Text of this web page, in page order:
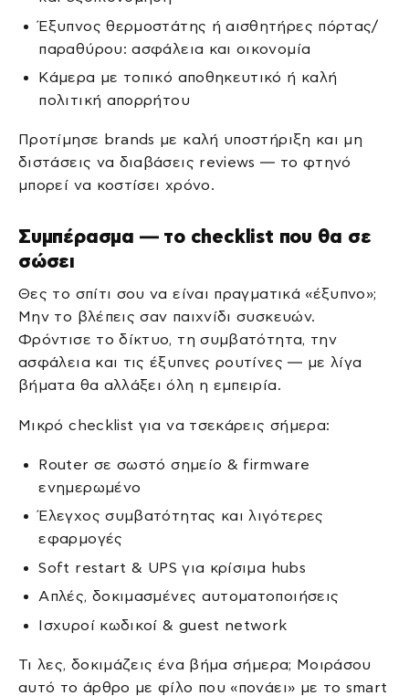
Έξυπνος θερμοστάτης ή αισθητήρες πόρτας/
παραθύρου: ασφάλεια και οικονομία
Κάμερα με τοπικό αποθηκευτικό ή καλή
πολιτική απορρήτου
Προτίμησε brands με καλή υποστήριξη και μη
διστάσεις να διαβάσεις reviews — το φτηνό
μπορεί να κοστίσει χρόνο.
Συμπέρασμα — το checklist που θα σε
σώσει
Θες το σπίτι σου να είναι πραγματικά «έξυπνο»;
Μην το βλέπεις σαν παιχνίδι συσκευών.
Φρόντισε το δίκτυο, τη συμβατότητα, την
ασφάλεια και τις έξυπνες ρουτίνες — με λίγα
βήματα θα αλλάξει όλη η εμπειρία.
Μικρό checklist για να τσεκάρεις σήμερα:
Router σε σωστό σημείο & firmware
ενημερωμένο
Έλεγχος συμβατότητας και λιγότερες
εφαρμογές
Soft restart & UPS για κρίσιμα hubs
Απλές, δοκιμασμένες αυτοματοποιήσεις
Ισχυροί κωδικοί & guest network
Τι λες, δοκιμάζεις ένα βήμα σήμερα; Μοιράσου
αυτό το άρθρο με φίλο που «πονάει» με το smart